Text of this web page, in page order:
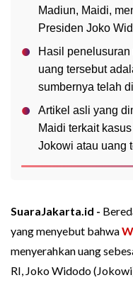
Madiun, Maidi,
Presiden Joko
Hasil
uang tersebut
sumbernya telah
Artikel asli yang
Maidi terkait
Jokowi atau uang
SuaraJakarta.id -
yang menyebut bahwa
menyerahkan uang
RI, Joko Widodo